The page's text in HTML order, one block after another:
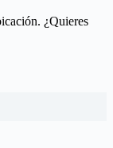
¿Quieres